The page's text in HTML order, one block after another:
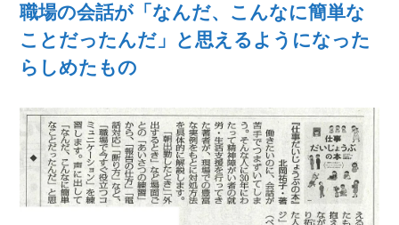
職場の会話が「なんだ、こんなに簡単な
ことだったんだ」と思えるようになった
らしめたもの